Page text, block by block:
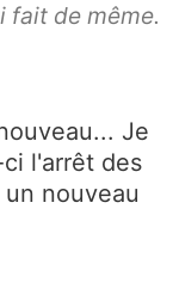
fait de même.
Je
l'arrêt des
nouveau